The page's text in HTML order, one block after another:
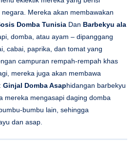
Mereka akan membawakan
Domba Tunisia Dan Barbekyu ala
domba, atau ayam – dipanggang
cabai, paprika, dan tomat yang
campuran rempah-rempah khas
mereka juga akan membawa
Ginjal Domba Asaphidangan barbekyu
mereka mengasapi daging domba
bumbu lain, sehingga
dan asap.